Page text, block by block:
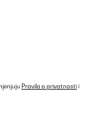
Pravila o privatnostii